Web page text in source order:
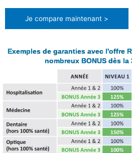
Exemples de garanties avec l'offre
nombreux BONUS dès la
Je compare maintenant >